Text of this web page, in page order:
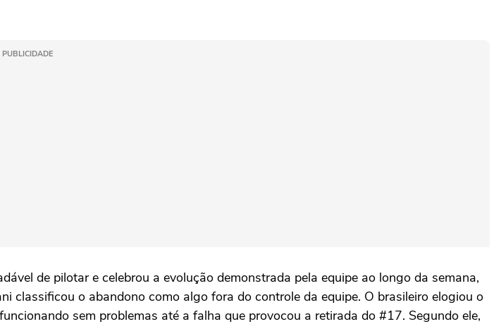
PUBLICIDADE
de pilotar e celebrou a evolução demonstrada pela equipe ao longo da semana,
classificou o abandono como algo fora do controle da equipe. O brasileiro elogiou o
sem problemas até a falha que provocou a retirada do #17. Segundo ele,